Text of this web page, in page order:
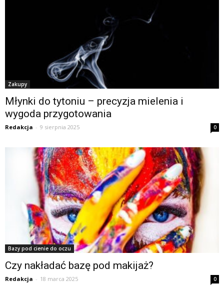
Zakupy
Młynki do tytoniu – precyzja mielenia i
wygoda przygotowania
Redakcja - 9 sierpnia 2025 0
Bazy pod cienie do oczu
Czy nakładać bazę pod makijaż?
Redakcja - 18 marca 2025 0